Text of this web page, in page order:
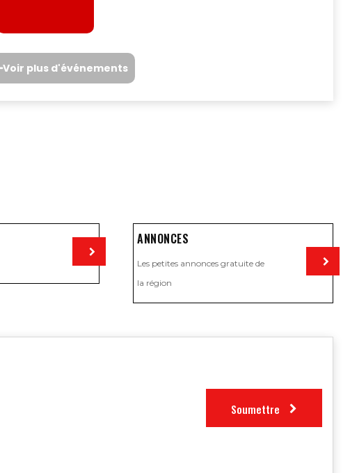
Voir plus d'événements
ANNONCES
Les petites annonces gratuite de
la région
Soumettre